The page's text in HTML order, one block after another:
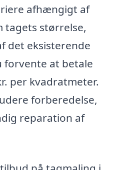
afhængigt af
tagets størrelse,
det eksisterende
forvente at betale
per kvadratmeter.
forberedelse,
reparation af